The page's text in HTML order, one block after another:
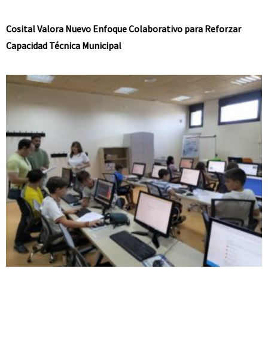
Cosital Valora Nuevo Enfoque Colaborativo para Reforzar
Capacidad Técnica Municipal